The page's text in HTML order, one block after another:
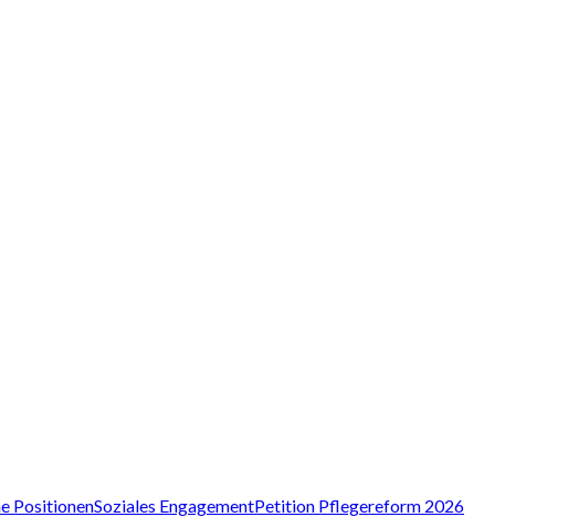
PositionenSoziales EngagementPetition Pflegereform 2026